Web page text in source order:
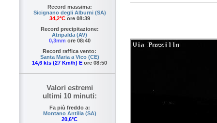
Record massima:
Sicignano degli Alburni (SA)
34,2°Core 08:39
Record precipitazione:
Atripalda (AV)
0,3mm ore 08:40
Record raffica vento:
Santa Maria a Vico (CE)
14,6 kts (27 Km/h) E ore 08:50
Valori estremi
ultimi 10 minuti:
Fa più freddo a:
Montano Antilia (SA)
20,6°C